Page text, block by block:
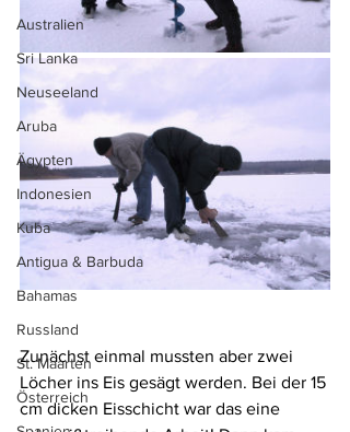
Australien
Sri Lanka
Neuseeland
Aruba
Ägypten
Indonesien
Kuba
Antigua & Barbuda
Bahamas
Russland
St. Maarten
Österreich
Zunächst einmal mussten aber zwei
Löcher ins Eis gesägt werden. Bei der 15
cm dicken Eisschicht war das eine